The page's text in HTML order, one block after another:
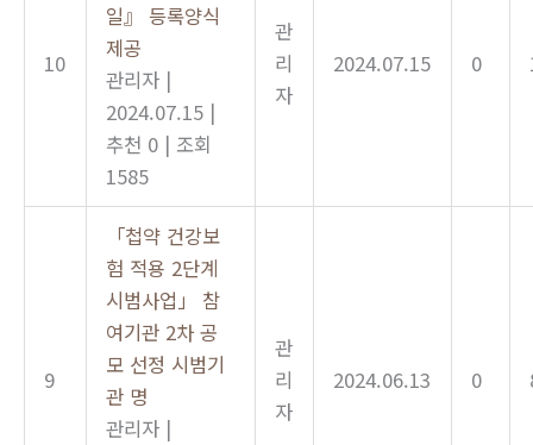
10
일』 등록양식
제공
관리자 |
2024.07.15 |
추천 0 | 조회
1585
관
리
자
2024.07.15 0
9
「첩약 건강보
험 적용 2단계
시범사업」 참
여기관 2차 공
모 선정 시범기
관 명
관리자 |
관
리
자
2024.06.13 0